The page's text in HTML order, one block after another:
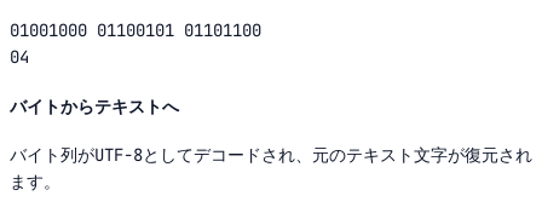
01001000 01100101 01101100
04
バイトからテキストへ
バイト列がUTF-8としてデコードされ、元のテキスト文字が復元され
ます。